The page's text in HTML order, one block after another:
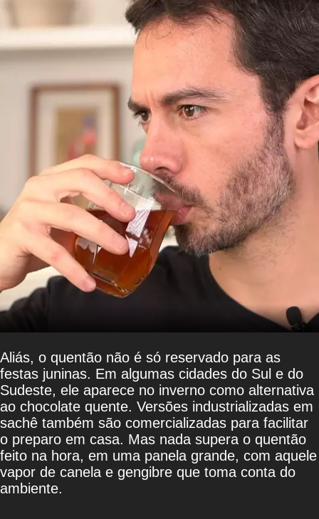
Aliás, o quentão não é só reservado para as
festas juninas. Em algumas cidades do Sul e do
Sudeste, ele aparece no inverno como alternativa
ao chocolate quente. Versões industrializadas em
sachê também são comercializadas para facilitar
o preparo em casa. Mas nada supera o quentão
feito na hora, em uma panela grande, com aquele
vapor de canela e gengibre que toma conta do
ambiente.